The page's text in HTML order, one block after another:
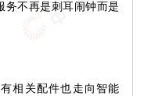
务不再是刺耳闹钟而是
相关配件也走向智能